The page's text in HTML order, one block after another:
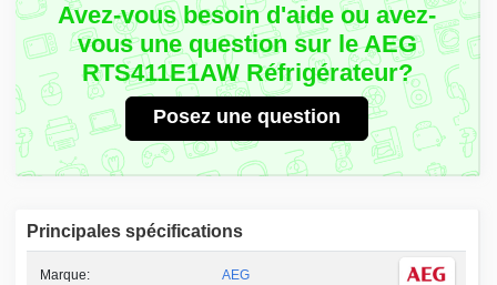
Avez-vous besoin d'aide ou avez-
vous une question sur le AEG
RTS411E1AW Réfrigérateur?
Posez une question
Principales spécifications
Marque: AEG